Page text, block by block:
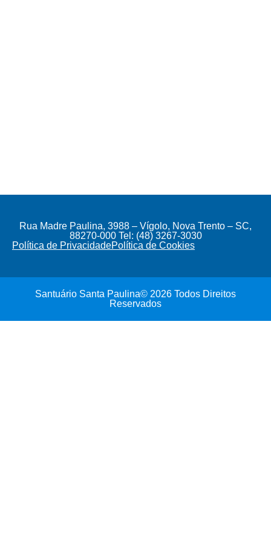
Rua Madre Paulina, 3988 – Vígolo, Nova Trento – SC,
88270-000 Tel: (48) 3267-3030
Política de PrivacidadePolítica de Cookies
Santuário Santa Paulina© 2026 Todos Direitos
Reservados